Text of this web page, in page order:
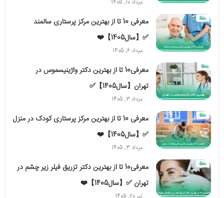
مرداد 10, 1405
معرفی 10 تا از بهترین مرکز پرستاری سالمند
✅【سال1405】❤️
مرداد 6, 1405
معرفی10 تا از بهترین دکتر واژینیسموس در
تهران【سال1405】✅
مرداد 3, 1405
معرفی 10 تا از بهترین مرکز پرستاری کودک در منزل
✅【سال1405】❤️
مرداد 3, 1405
معرفی10 تا از بهترین دکتر تزریق فیلر زیر چشم در
تهران ✅【سال1405】❤️